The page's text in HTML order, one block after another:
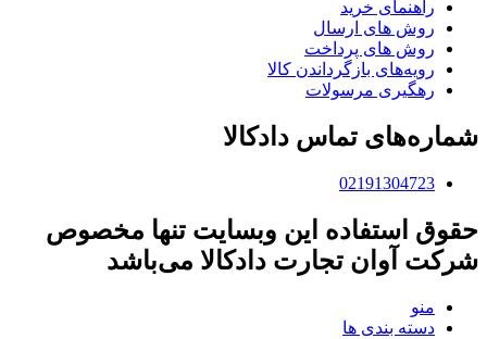
راهنمای خرید
روش های ارسال
روش های پرداخت
رویه‌های بازگرداندن کالا
رهگیری مرسولات
شماره‌های تماس دادکالا
02191304723
حقوق استفاده این وبسایت تنها مخصوص
شرکت آوان تجارت دادکالا می‌باشد
منو
دسته بندی ها